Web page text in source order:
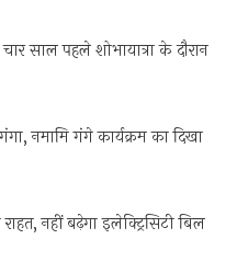
साल पहले शोभायात्रा के दौरान
नमामि गंगे कार्यक्रम का दिखा
नहीं बढ़ेगा इलेक्ट्रिसिटी बिल